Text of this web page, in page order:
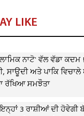
LIKE
ਨਾਟੋ' ਵੱਲ ਵੱਡਾ ਕਦਮ !
ਸਾਊਦੀ ਅਤੇ ਪਾਕਿ
ਰੱਖਿਆ ਸਮਝੌਤਾ
3 ਰਾਸ਼ੀਆਂ ਦੀ ਹੋਵੇਗੀ